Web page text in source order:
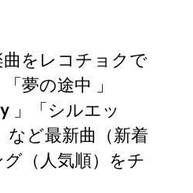
をレコチョクで
夢の途中 」
」「シルエッ
など最新曲（新着
（人気順）をチ